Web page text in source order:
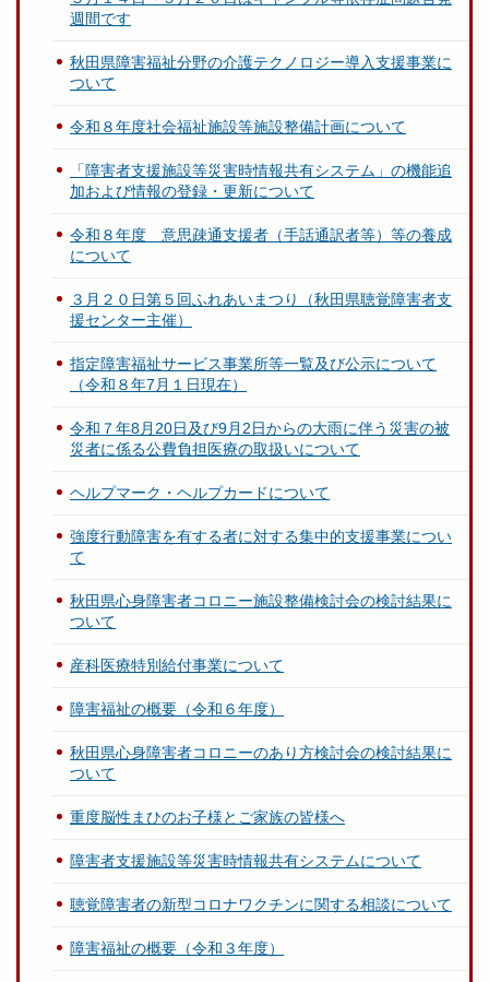
週間です
秋田県障害福祉分野の介護テクノロジー導入支援事業に
ついて
令和８年度社会福祉施設等施設整備計画について
「障害者支援施設等災害時情報共有システム」の機能追
加および情報の登録・更新について
令和８年度 意思疎通支援者（手話通訳者等）等の養成
について
３月２０日第５回ふれあいまつり（秋田県聴覚障害者支
援センター主催）
指定障害福祉サービス事業所等一覧及び公示について
（令和８年7月１日現在）
令和７年8月20日及び9月2日からの大雨に伴う災害の被
災者に係る公費負担医療の取扱いについて
ヘルプマーク・ヘルプカードについて
強度行動障害を有する者に対する集中的支援事業につい
て
秋田県心身障害者コロニー施設整備検討会の検討結果に
ついて
産科医療特別給付事業について
障害福祉の概要（令和６年度）
秋田県心身障害者コロニーのあり方検討会の検討結果に
ついて
重度脳性まひのお子様とご家族の皆様へ
障害者支援施設等災害時情報共有システムについて
聴覚障害者の新型コロナワクチンに関する相談について
障害福祉の概要（令和３年度）